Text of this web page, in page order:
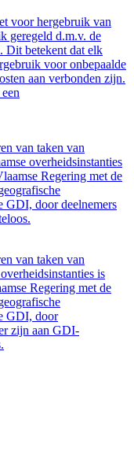
voor hergebruik van
geregeld d.m.v. de
Dit betekent dat elk
voor onbepaalde
aan verbonden zijn.
van taken van
overheidsinstanties
Regering met de
GDI, door deelnemers
van taken van
is
Regering met de
GDI, door
zijn aan GDI-